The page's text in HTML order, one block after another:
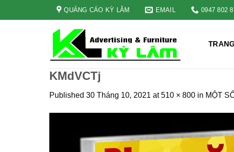
QUẢNG CÁO KỲ LÂM EMAIL 0947 802
KMdVCTj
Published 30 Tháng 10, 2021 at510 × 800 in MỘT